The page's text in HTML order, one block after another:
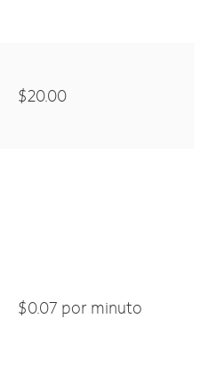
$20.00
$0.07 por minuto